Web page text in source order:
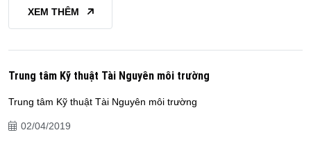
XEM THÊM
Trung tâm Kỹ thuật Tài Nguyên môi trường
Trung tâm Kỹ thuật Tài Nguyên môi trường
02/04/2019